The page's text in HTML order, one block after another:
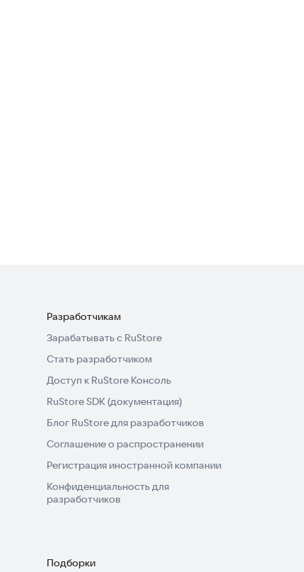
Разработчикам
Зарабатывать с RuStore
Стать разработчиком
Доступ к RuStore Консоль
RuStore SDK (документация)
Блог RuStore для разработчиков
Соглашение о распространении
Регистрация иностранной компании
Конфиденциальность для
разработчиков
Подборки